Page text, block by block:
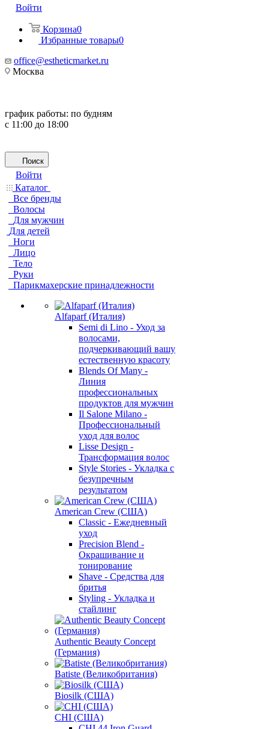
Войти
Корзина0
Избранные товары0
office@estheticmarket.ru
Москва
график работы: по будням
с 11:00 до 18:00
Поиск
Войти
Каталог
Все бренды
Волосы
Для мужчин
Для детей
Ноги
Лицо
Тело
Руки
Парикмахерские принадлежности
Alfaparf (Италия)
Semi di Lino - Уход за
волосами,
подчеркивающий вашу
естественную красоту
Blends Of Many -
Линия
профессиональных
продуктов для мужчин
Il Salone Milano -
Профессиональный
уход для волос
Lisse Design -
Трансформация волос
Style Stories - Укладка с
безупречным
результатом
American Crew (США)
Classic - Ежедневный
уход
Precision Blend -
Окрашивание и
тонирование
Shave - Средства для
бритья
Styling - Укладка и
стайлинг
Authentic Beauty Concept
(Германия)
Batiste (Великобритания)
Biosilk (США)
CHI (США)